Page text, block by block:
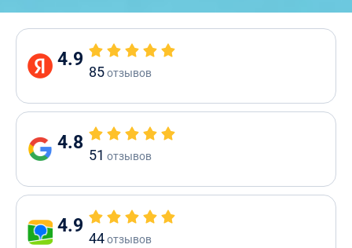
4.9
85отзывов
4.8
51 отзывов
4.9
44отзывов